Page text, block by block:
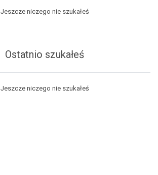
Jeszcze niczego nie szukałeś
Ostatnio szukałeś
Jeszcze niczego nie szukałeś